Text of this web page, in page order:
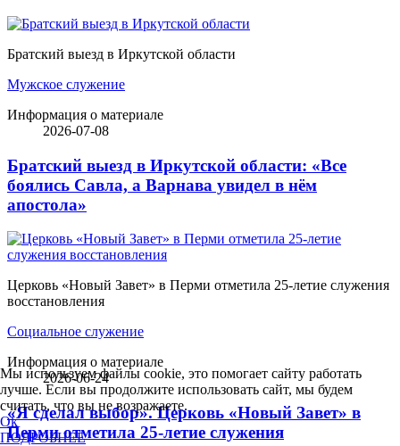
Братский выезд в Иркутской области
Мужское служение
Информация о материале
2026-07-08
Братский выезд в Иркутской области: «Все
боялись Савла, а Варнава увидел в нём
апостола»
Церковь «Новый Завет» в Перми отметила 25-летие служения
восстановления
Социальное служение
Информация о материале
2026-06-24
«Я сделал выбор». Церковь «Новый Завет» в
Перми отметила 25-летие служения
Мы используем файлы cookie, это помогает сайту работать
лучше. Если вы продолжите использовать сайт, мы будем
считать, что вы не возражаете.
Ok
ПОДРОБНЕЕ